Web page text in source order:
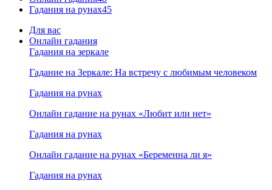
Гадания на рунах45
Для вас
Онлайн гадания
Гадания на зеркале
Гадание на Зеркале: На встречу с любимым человеком
Гадания на рунах
Онлайн гадание на рунах «Любит или нет»
Гадания на рунах
Онлайн гадание на рунах «Беременна ли я»
Гадания на рунах